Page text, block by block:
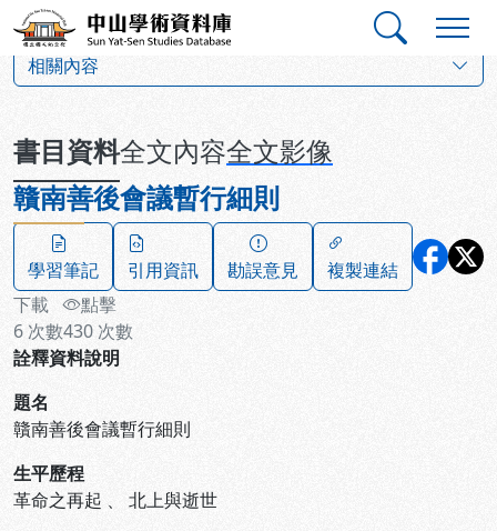
跳到主要內容
中山學術資料庫
相關內容
書目資料全文內容全文影像
贛南善後會議暫行細則
學習筆記 引用資訊 勘誤意見
複製連結
下載
6 次數
點擊
430 次數
詮釋資料說明
題名
贛南善後會議暫行細則
生平歷程
革命之再起 、 北上與逝世